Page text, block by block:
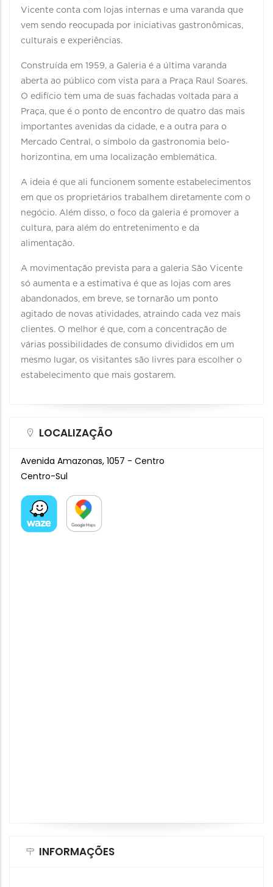
Vicente conta com lojas internas e uma varanda que
vem sendo reocupada por iniciativas gastronômicas,
culturais e experiências.
Construída em 1959, a Galeria é a última varanda
aberta ao público com vista para a Praça Raul Soares.
O edifício tem uma de suas fachadas voltada para a
Praça, que é o ponto de encontro de quatro das mais
importantes avenidas da cidade, e a outra para o
Mercado Central, o símbolo da gastronomia belo-
horizontina, em uma localização emblemática.
A ideia é que ali funcionem somente estabelecimentos
em que os proprietários trabalhem diretamente com o
negócio. Além disso, o foco da galeria é promover a
cultura, para além do entretenimento e da
alimentação.
A movimentação prevista para a galeria São Vicente
só aumenta e a estimativa é que as lojas com ares
abandonados, em breve, se tornarão um ponto
agitado de novas atividades, atraindo cada vez mais
clientes. O melhor é que, com a concentração de
várias possibilidades de consumo divididos em um
mesmo lugar, os visitantes são livres para escolher o
estabelecimento que mais gostarem.
LOCALIZAÇÃO
Avenida Amazonas, 1057 - Centro
Centro-Sul
INFORMAÇÕES